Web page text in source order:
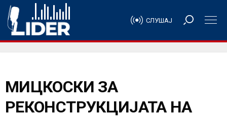
СЛУШАЈ
МИЦКОСКИ ЗА
РЕКОНСТРУКЦИЈАТА НА